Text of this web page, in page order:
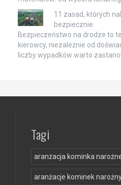
11 zasad, których
bezpiecznie
Bezpieczeństwo na drodze to
kierowcy, niezależnie od
liczby wypadków warto
Tagi
aranżacja kominka
aranżacje kominek